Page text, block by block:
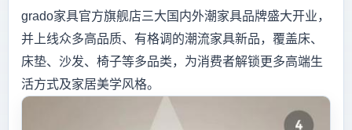
grado家具官方旗舰店三大国内外潮家具品牌盛大开业，
并上线众多高品质、有格调的潮流家具新品，覆盖床、
床垫、沙发、椅子等多品类，为消费者解锁更多高端生
活方式及家居美学风格。